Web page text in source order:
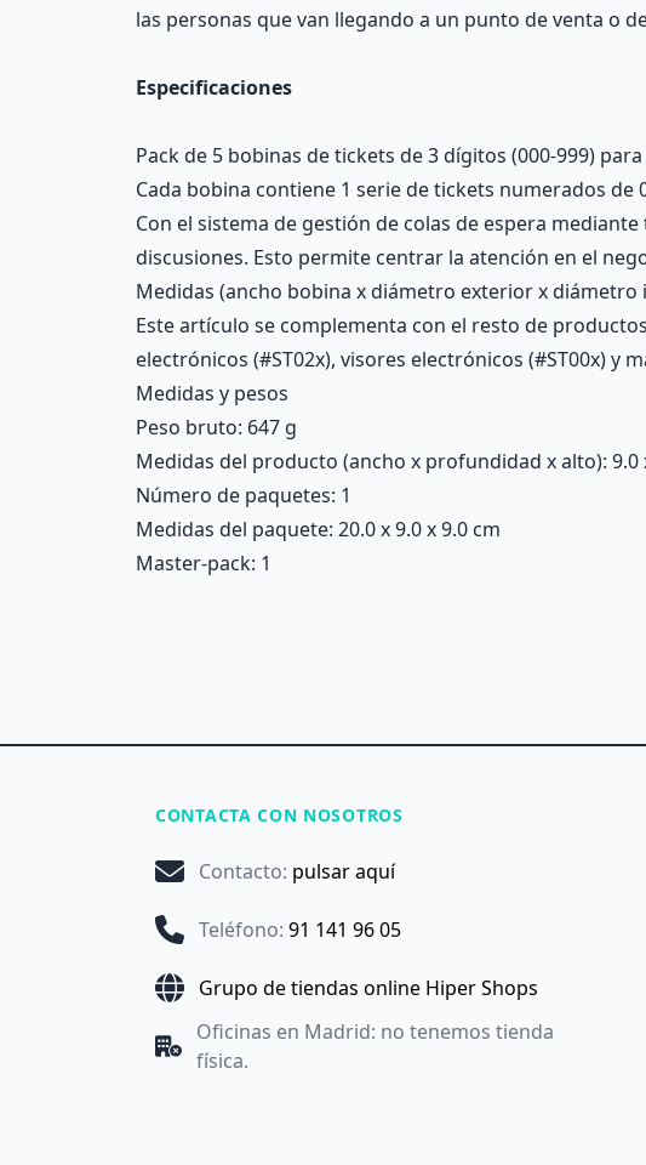
las personas que van llegando a un punto de venta o
Especificaciones
Pack de 5 bobinas de tickets de 3 dígitos (000-999)
Cada bobina contiene 1 serie de tickets numerados de
Con el sistema de gestión de colas de espera
discusiones. Esto permite centrar la atención en el
Medidas (ancho bobina x diámetro exterior x diámetro
Este artículo se complementa con el resto de
electrónicos (#ST02x), visores electrónicos (#ST00x) y
Medidas y pesos
Peso bruto: 647 g
Medidas del producto (ancho x profundidad x alto): 9.0
Número de paquetes: 1
Medidas del paquete: 20.0 x 9.0 x 9.0 cm
Master-pack: 1
CONTACTA CON NOSOTROS
Contacto: pulsar aquí
Teléfono: 91 141 96 05
Grupo de tiendas online Hiper Shops
Oficinas en Madrid: no tenemos tienda
física.